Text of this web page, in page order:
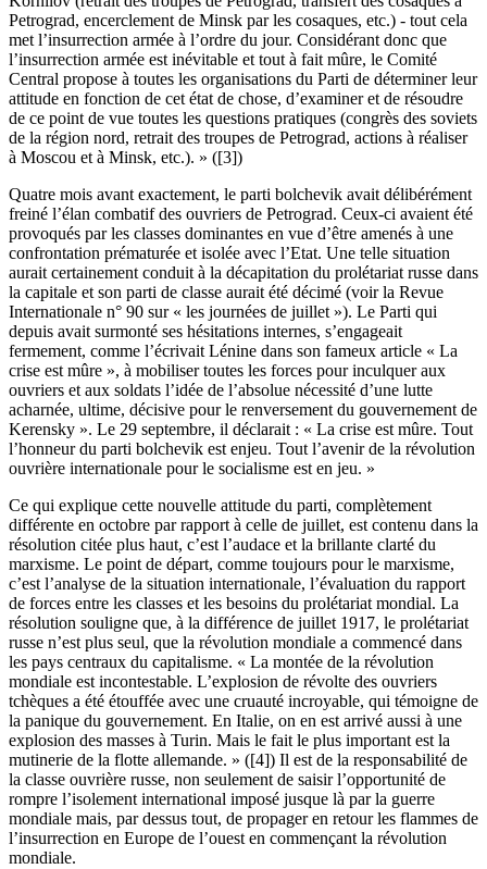
Petrograd, encerclement de Minsk par les cosaques, etc.) - tout cela
met l’insurrection armée à l’ordre du jour. Considérant donc que
l’insurrection armée est inévitable et tout à fait mûre, le Comité
Central propose à toutes les organisations du Parti de déterminer leur
attitude en fonction de cet état de chose, d’examiner et de résoudre
de ce point de vue toutes les questions pratiques (congrès des soviets
de la région nord, retrait des troupes de Petrograd, actions à réaliser
à Moscou et à Minsk, etc.). » ([3])
Quatre mois avant exactement, le parti bolchevik avait délibérément
freiné l’élan combatif des ouvriers de Petrograd. Ceux-ci avaient été
provoqués par les classes dominantes en vue d’être amenés à une
confrontation prématurée et isolée avec l’Etat. Une telle situation
aurait certainement conduit à la décapitation du prolétariat russe dans
la capitale et son parti de classe aurait été décimé (voir la Revue
Internationale n° 90 sur « les journées de juillet »). Le Parti qui
depuis avait surmonté ses hésitations internes, s’engageait
fermement, comme l’écrivait Lénine dans son fameux article « La
crise est mûre », à mobiliser toutes les forces pour inculquer aux
ouvriers et aux soldats l’idée de l’absolue nécessité d’une lutte
acharnée, ultime, décisive pour le renversement du gouvernement de
Kerensky ». Le 29 septembre, il déclarait : « La crise est mûre. Tout
l’honneur du parti bolchevik est enjeu. Tout l’avenir de la révolution
ouvrière internationale pour le socialisme est en jeu. »
Ce qui explique cette nouvelle attitude du parti, complètement
différente en octobre par rapport à celle de juillet, est contenu dans la
résolution citée plus haut, c’est l’audace et la brillante clarté du
marxisme. Le point de départ, comme toujours pour le marxisme,
c’est l’analyse de la situation internationale, l’évaluation du rapport
de forces entre les classes et les besoins du prolétariat mondial. La
résolution souligne que, à la différence de juillet 1917, le prolétariat
russe n’est plus seul, que la révolution mondiale a commencé dans
les pays centraux du capitalisme. « La montée de la révolution
mondiale est incontestable. L’explosion de révolte des ouvriers
tchèques a été étouffée avec une cruauté incroyable, qui témoigne de
la panique du gouvernement. En Italie, on en est arrivé aussi à une
explosion des masses à Turin. Mais le fait le plus important est la
mutinerie de la flotte allemande. » ([4]) Il est de la responsabilité de
la classe ouvrière russe, non seulement de saisir l’opportunité de
rompre l’isolement international imposé jusque là par la guerre
mondiale mais, par dessus tout, de propager en retour les flammes de
l’insurrection en Europe de l’ouest en commençant la révolution
mondiale.